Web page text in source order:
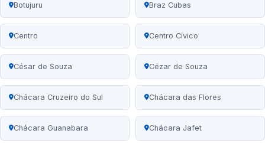
Botujuru Braz Cubas
Centro Centro Cívico
César de Souza Cézar de Souza
Chácara Cruzeiro do Sul Chácara das Flores
Chácara Guanabara Chácara Jafet